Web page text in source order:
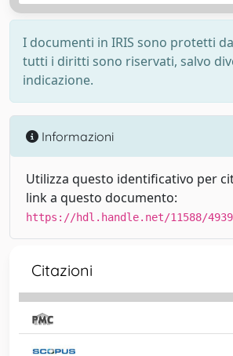
I documenti in IRIS sono protetti
tutti i diritti sono riservati, salvo
indicazione.
Informazioni
Utilizza questo identificativo per
link a questo documento:
https://hdl.handle.net/11588/
Citazioni